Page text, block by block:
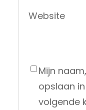
Website
Mijn
opslaan
volgende